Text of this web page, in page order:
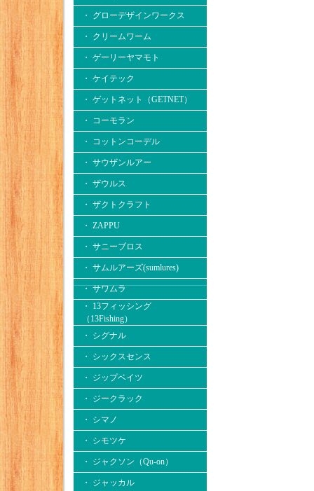
・ グローデザインワークス
・ クリームワーム
・ ゲーリーヤマモト
・ ケイテック
・ ゲットネット（GETNET）
・ コーモラン
・ コットンコーデル
・ サウザンルアー
・ ザウルス
・ ザクトクラフト
・ ZAPPU
・ サニーブロス
・ サムルアーズ(sumlures)
・ サワムラ
・ 13フィッシング
（13Fishing）
・ シグナル
・ シックスセンス
・ ジップベイツ
・ ジークラック
・ シマノ
・ シモツケ
・ ジャクソン（Qu-on）
・ ジャッカル